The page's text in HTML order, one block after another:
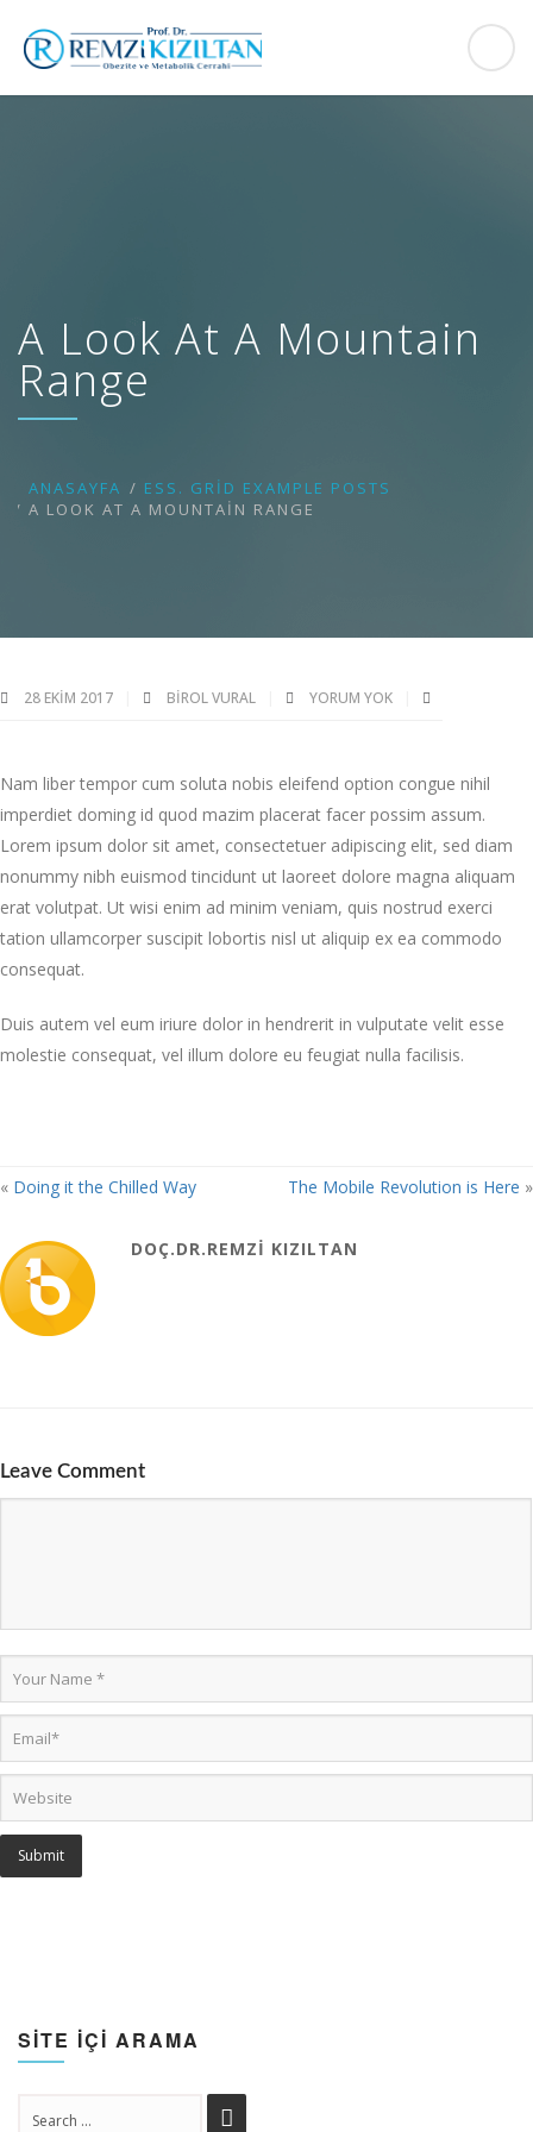
A Look At A Mountain
Range
ANASAYFA
ESS. GRID EXAMPLE POSTS
A LOOK AT A MOUNTAIN RANGE
28 EKIM 2017 BIROL VURAL YORUM YOK
Nam liber tempor cum soluta nobis eleifend option congue nihil
imperdiet doming id quod mazim placerat facer possim assum.
Lorem ipsum dolor sit amet, consectetuer adipiscing elit, sed diam
nonummy nibh euismod tincidunt ut laoreet dolore magna aliquam
erat volutpat. Ut wisi enim ad minim veniam, quis nostrud exerci
tation ullamcorper suscipit lobortis nisl ut aliquip ex ea commodo
consequat.
Duis autem vel eum iriure dolor in hendrerit in vulputate velit esse
molestie consequat, vel illum dolore eu feugiat nulla facilisis.
« Doing it the Chilled Way The Mobile Revolution is Here »
DOÇ.DR.REMZI KIZILTAN
Leave Comment
SİTE İÇİ ARAMA